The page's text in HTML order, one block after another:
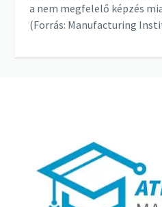
a nem megfelelő képzés
(Forrás: Manufacturing